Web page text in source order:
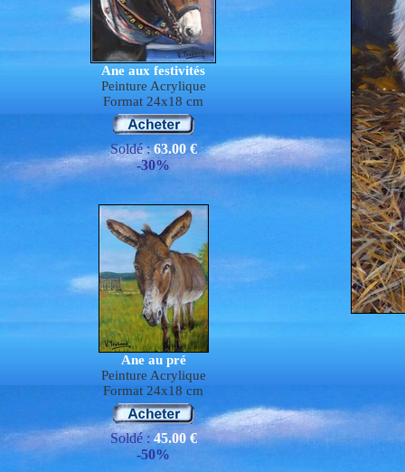
Ane aux festivités
Peinture Acrylique
Format 24x18 cm
Soldé : 63.00 €
-30%
Ane au pré
Peinture Acrylique
Format 24x18 cm
Soldé :45.00 €
-50%